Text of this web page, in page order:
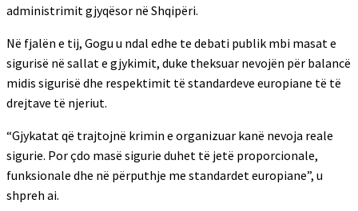
administrimit gjyqësor në Shqipëri.
Në fjalën e tij, Gogu u ndal edhe te debati publik mbi masat e
sigurisë në sallat e gjykimit, duke theksuar nevojën për balancë
midis sigurisë dhe respektimit të standardeve europiane të të
drejtave të njeriut.
“Gjykatat që trajtojnë krimin e organizuar kanë nevoja reale
sigurie. Por çdo masë sigurie duhet të jetë proporcionale,
funksionale dhe në përputhje me standardet europiane”, u
shpreh ai.